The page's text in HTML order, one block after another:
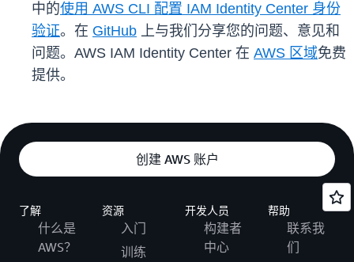
中的使用 AWS CLI 配置 IAM Identity Center 身份
验证。在 GitHub 上与我们分享您的问题、意见和
问题。AWS IAM Identity Center 在 AWS 区域免费
提供。
创建 AWS 账户
了解
什么是
AWS？
资源
入门
训练
开发人员
构建者
中心
帮助
联系我
们